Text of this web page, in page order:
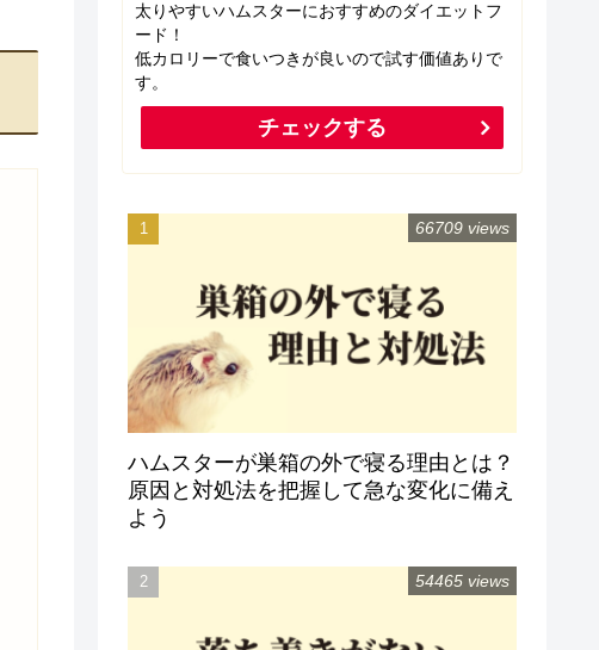
太りやすいハムスターにおすすめのダイエットフ
ード！
低カロリーで食いつきが良いので試す価値ありで
す。
チェックする
ハムスターが巣箱の外で寝る理由とは？
原因と対処法を把握して急な変化に備え
よう
66709 views
54465 views